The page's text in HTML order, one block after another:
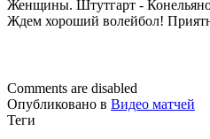
Женщины. Штутгарт -
Ждем хороший волейбол!
Comments are disabled
Опубликовано в Видео матчей
Теги